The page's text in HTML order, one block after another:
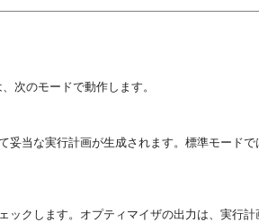
次のモードで動作します。
当な実行計画が生成されます。標準モード
クします。オプティマイザの出力は、実行